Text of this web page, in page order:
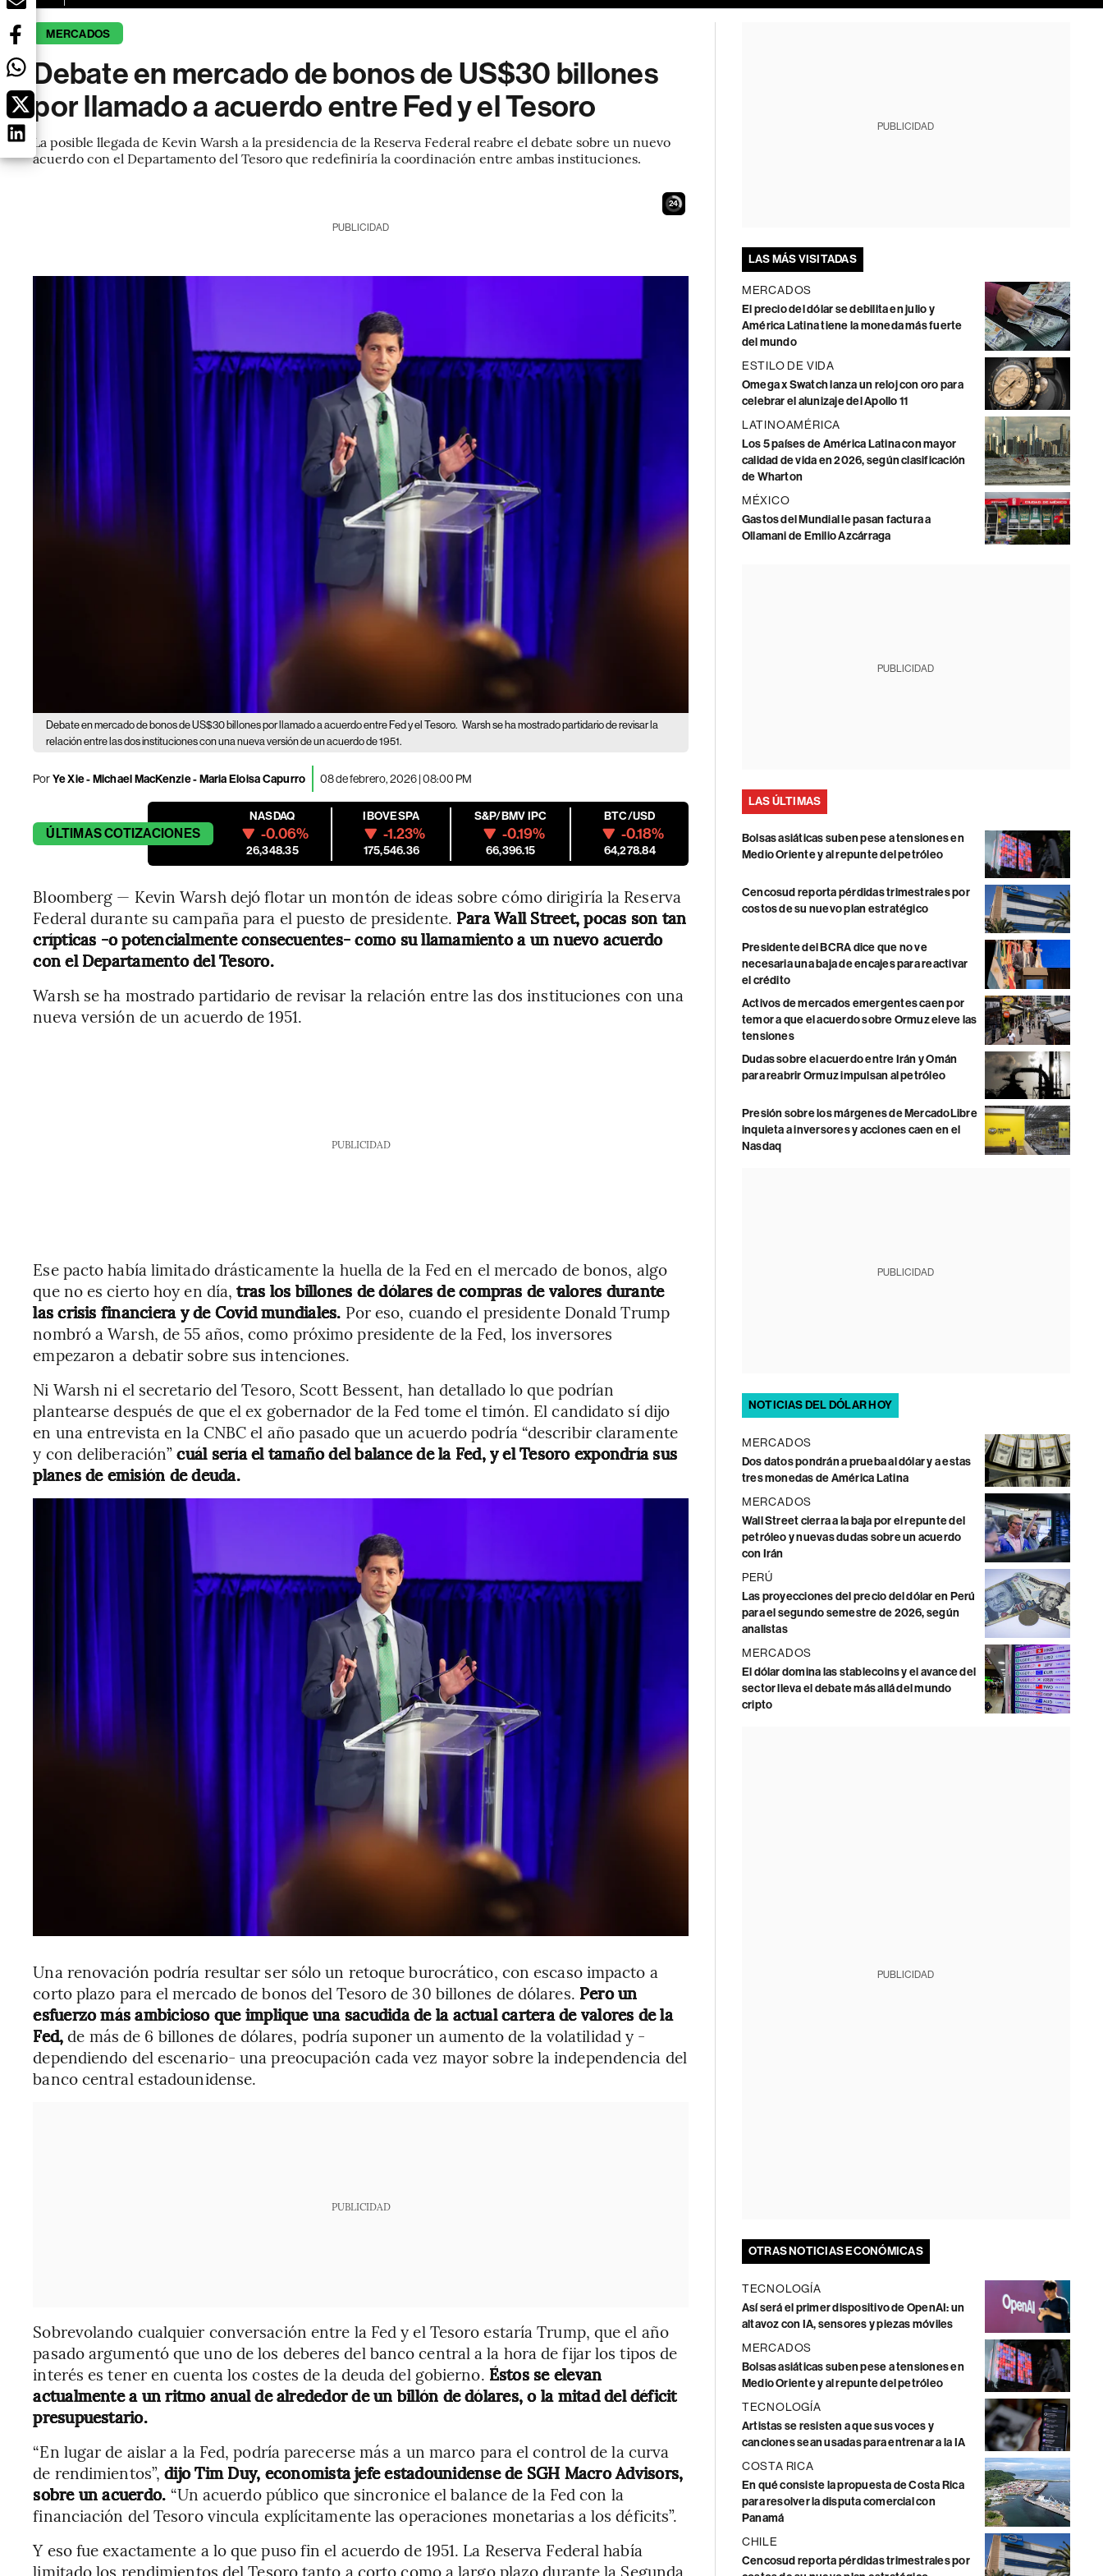
MERCADOS
Debate en mercado de bonos de US$30 billones
por llamado a acuerdo entre Fed y el Tesoro
La posible llegada de Kevin Warsh a la presidencia de la Reserva Federal reabre el debate sobre un nuevo
acuerdo con el Departamento del Tesoro que redefiniría la coordinación entre ambas instituciones.
23
PUBLICIDAD
Debate en mercado de bonos de US$30 billones por llamado a acuerdo entre Fed y el Tesoro. Warsh se ha mostrado partidario de revisar la
relación entre las dos instituciones con una nueva versión de un acuerdo de 1951.
PorYe Xie - Michael MacKenzie - Maria Eloisa Capurro 08 de febrero, 2026 | 08:00 PM
ÚLTIMASCOTIZACIONES
NASDAQ
-0.06%
26,348.35
IBOVESPA
-1.23%
175,546.36
S&P/BMV IPC
-0.19%
66,396.15
BTC/USD
-0.18%
64,278.84
Bloomberg — Kevin Warsh dejó flotar un montón de ideas sobre cómo dirigiría la Reserva
Federal durante su campaña para el puesto de presidente. Para Wall Street, pocas son tan
crípticas -o potencialmente consecuentes- como su llamamiento a un nuevo acuerdo
con el Departamento del Tesoro.
Warsh se ha mostrado partidario de revisar la relación entre las dos instituciones con una
nueva versión de un acuerdo de 1951.
PUBLICIDAD
Ese pacto había limitado drásticamente la huella de la Fed en el mercado de bonos, algo
que no es cierto hoy en día, tras los billones de dólares de compras de valores durante
las crisis financiera y de Covid mundiales. Por eso, cuando el presidente Donald Trump
nombró a Warsh, de 55 años, como próximo presidente de la Fed, los inversores
empezaron a debatir sobre sus intenciones.
Ni Warsh ni el secretario del Tesoro, Scott Bessent, han detallado lo que podrían
plantearse después de que el ex gobernador de la Fed tome el timón. El candidato sí dijo
en una entrevista en la CNBC el año pasado que un acuerdo podría “describir claramente
y con deliberación”cuál sería el tamaño del balance de la Fed, y el Tesoro expondría sus
planes de emisión de deuda.
Una renovación podría resultar ser sólo un retoque burocrático, con escaso impacto a
corto plazo para el mercado de bonos del Tesoro de 30 billones de dólares. Pero un
esfuerzo más ambicioso que implique una sacudida de la actual cartera de valores de la
Fed,de más de 6 billones de dólares, podría suponer un aumento de la volatilidad y -
dependiendo del escenario- una preocupación cada vez mayor sobre la independencia del
banco central estadounidense.
PUBLICIDAD
Sobrevolando cualquier conversación entre la Fed y el Tesoro estaría Trump, que el año
pasado argumentó que uno de los deberes del banco central a la hora de fijar los tipos de
interés es tener en cuenta los costes de la deuda del gobierno. Éstos se elevan
actualmente a un ritmo anual de alrededor de un billón de dólares, o la mitad del déficit
presupuestario.
“En lugar de aislar a la Fed, podría parecerse más a un marco para el control de la curva
de rendimientos”, dijo Tim Duy, economista jefe estadounidense de SGH Macro Advisors,
sobre un acuerdo. “Un acuerdo público que sincronice el balance de la Fed con la
financiación del Tesoro vincula explícitamente las operaciones monetarias a los déficits”.
Y eso fue exactamente a lo que puso fin el acuerdo de 1951. La Reserva Federal había
limitado los rendimientos del Tesoro tanto a corto como a largo plazo durante la Segunda
PUBLICIDAD
LAS MÁS VISITADAS
MERCADOS
El precio del dólar se debilita en julio y
América Latina tiene la moneda más fuerte
del mundo
ESTILO DE VIDA
Omega x Swatch lanza un reloj con oro para
celebrar el alunizaje del Apollo 11
LATINOAMÉRICA
Los 5 países de América Latina con mayor
calidad de vida en 2026, según clasificación
de Wharton
MÉXICO
Gastos del Mundial le pasan factura a
Ollamani de Emilio Azcárraga
PUBLICIDAD
LAS ÚLTIMAS
Bolsas asiáticas suben pese a tensiones en
Medio Oriente y al repunte del petróleo
Cencosud reporta pérdidas trimestrales por
costos de su nuevo plan estratégico
Presidente del BCRA dice que no ve
necesaria una baja de encajes para reactivar
el crédito
Activos de mercados emergentes caen por
temor a que el acuerdo sobre Ormuz eleve las
tensiones
Dudas sobre el acuerdo entre Irán y Omán
para reabrir Ormuz impulsan al petróleo
Presión sobre los márgenes de MercadoLibre
inquieta a inversores y acciones caen en el
Nasdaq
PUBLICIDAD
NOTICIAS DEL DÓLAR HOY
MERCADOS
Dos datos pondrán a prueba al dólar y a estas
tres monedas de América Latina
MERCADOS
Wall Street cierra a la baja por el repunte del
petróleo y nuevas dudas sobre un acuerdo
con Irán
PERÚ
Las proyecciones del precio del dólar en Perú
para el segundo semestre de 2026, según
analistas
MERCADOS
El dólar domina las stablecoins y el avance del
sector lleva el debate más allá del mundo
cripto
PUBLICIDAD
OTRAS NOTICIAS ECONÓMICAS
TECNOLOGÍA
Así será el primer dispositivo de OpenAI: un
altavoz con IA, sensores y piezas móviles
MERCADOS
Bolsas asiáticas suben pese a tensiones en
Medio Oriente y al repunte del petróleo
TECNOLOGÍA
Artistas se resisten a que sus voces y
canciones sean usadas para entrenar a la IA
COSTA RICA
En qué consiste la propuesta de Costa Rica
para resolver la disputa comercial con
Panamá
CHILE
Cencosud reporta pérdidas trimestrales por